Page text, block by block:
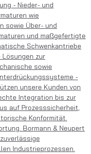
- Nieder- und
wie
sowie Über- und
und maßgefertigte
Schwenkantriebe
zur
sowie
-
unsere Kunden von
Integration bis zur
auf Prozesssicherheit,
Konformität.
Bormann & Neupert
Industrieprozessen.